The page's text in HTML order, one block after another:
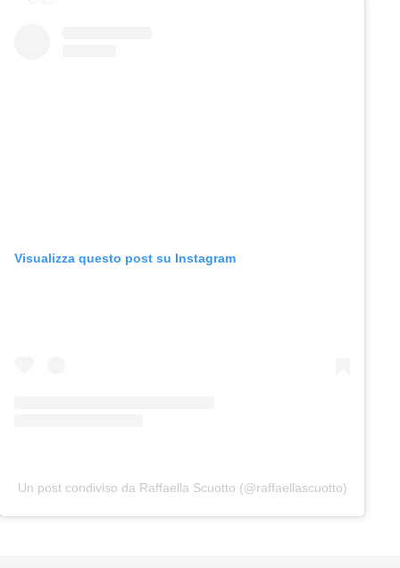
Visualizza questo post su Instagram
Un post condiviso da Raffaella Scuotto (@raffaellascuotto)